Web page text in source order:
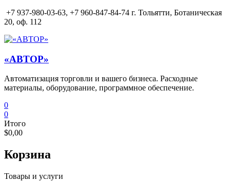
Перейти
к
+7 937-980-03-63, +7 960-847-84-74 г. Тольятти, Ботаническая
20, оф. 112
«АВТОР»
Автоматизация торговли и вашего бизнеса. Расходные
материалы, оборудование, программное обеспечение.
0
0
Итого
$0,00
Корзина
Товары и услуги